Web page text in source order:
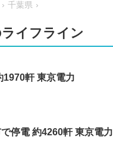
千葉県
イフライン
1970軒 東京電力
停電 約4260軒 東京電力